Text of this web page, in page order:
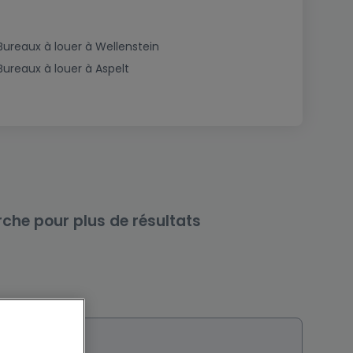
à louer à Wellenstein
à louer à Aspelt
pour plus de résultats